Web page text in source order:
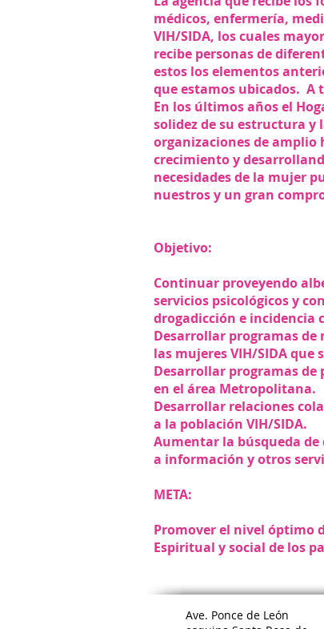
médicos, enfermería,
VIH/SIDA, los cuales
recibe personas de
estos los elementos
que estamos ubicados. A
En los últimos años el
solidez de su estructura y
organizaciones de amplio
crecimiento y
necesidades de la mujer
nuestros y un gran
Objetivo:
Continuar proveyendo
servicios psicológicos y
drogadicción e incidencia
Desarrollar programas
las mujeres VIH/SIDA que
Desarrollar programas
en el área Metropolitana.
Desarrollar relaciones
a la población VIH/SIDA.
Aumentar la búsqueda de
a información y otros
META:
Promover el nivel óptimo
Espiritual y social de los
Ave. Ponce de León